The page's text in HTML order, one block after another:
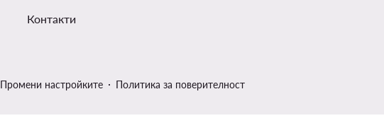
Контакти
Промени настройките Политика за поверителност